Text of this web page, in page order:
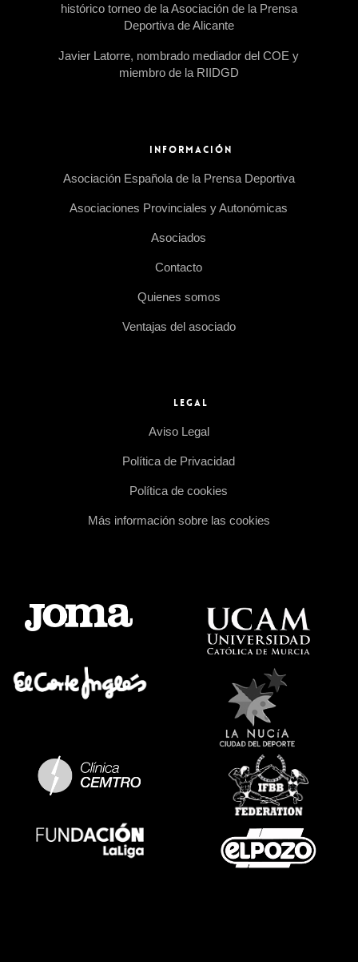
histórico torneo de la Asociación de la Prensa
Deportiva de Alicante
Javier Latorre, nombrado mediador del COE y
miembro de la RIIDGD
INFORMACIÓN
Asociación Española de la Prensa Deportiva
Asociaciones Provinciales y Autonómicas
Asociados
Contacto
Quienes somos
Ventajas del asociado
LEGAL
Aviso Legal
Política de Privacidad
Política de cookies
Más información sobre las cookies